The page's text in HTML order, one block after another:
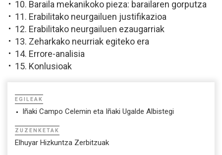
10. Baraila mekanikoko pieza: barailaren gorputza
11. Erabilitako neurgailuen justifikazioa
12. Erabilitako neurgailuen ezaugarriak
13. Zeharkako neurriak egiteko era
14. Errore-analisia
15. Konlusioak
EGILEAK
Iñaki Campo Celemin eta Iñaki Ugalde Albistegi
ZUZENKETAK
Elhuyar Hizkuntza Zerbitzuak